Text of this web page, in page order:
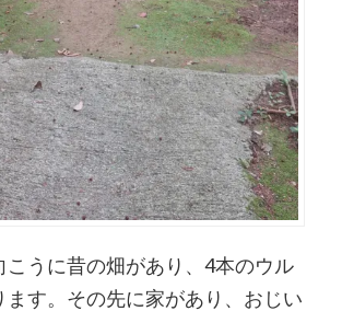
こうに昔の畑があり、4本のウル
ます。その先に家があり、おじい